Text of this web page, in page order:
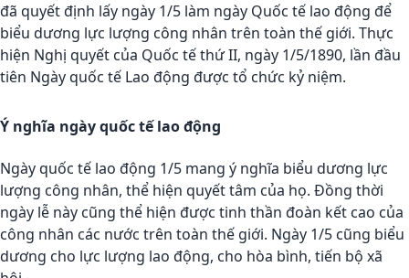
đã quyết định lấy ngày 1/5 làm ngày Quốc tế lao động để
biểu dương lực lượng công nhân trên toàn thế giới. Thực
hiện Nghị quyết của Quốc tế thứ II, ngày 1/5/1890, lần đầu
tiên Ngày quốc tế Lao động được tổ chức kỷ niệm.
Ý nghĩa ngày quốc tế lao động
Ngày quốc tế lao động 1/5 mang ý nghĩa biểu dương lực
lượng công nhân, thể hiện quyết tâm của họ. Đồng thời
ngày lễ này cũng thể hiện được tinh thần đoàn kết cao của
công nhân các nước trên toàn thế giới. Ngày 1/5 cũng biểu
dương cho lực lượng lao động, cho hòa bình, tiến bộ xã